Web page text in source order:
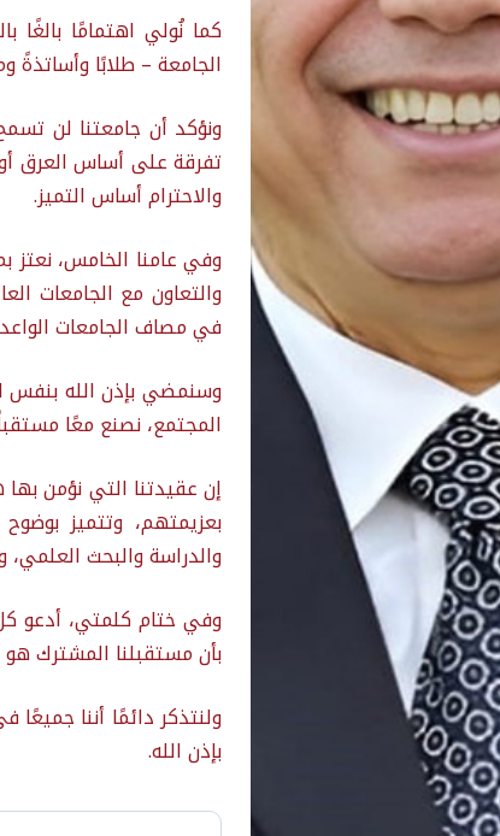
كما نُولي اهتمامًا بالغًا
الجامعة – طلابًا وأساتذةً
ونؤكد أن جامعتنا لن
تفرقة على أساس العرق أو
والاحترام أساس التميز.
وفي عامنا الخامس، نعتز
والتعاون مع الجامعات
في مصاف الجامعات
وسنمضي بإذن الله بنفس
المجتمع، نصنع معًا
إن عقيدتنا التي نؤمن
بعزيمتهم، وتتميز
والدراسة والبحث العلمي،
وفي ختام كلمتي، أدعو
بأن مستقبلنا المشترك هو
ولنتذكر دائمًا أننا
بإذن الله.